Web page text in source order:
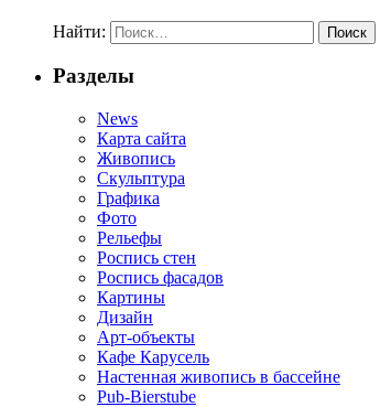
Найти:
Разделы
News
Карта сайта
Живопись
Скульптура
Графика
Фото
Рельефы
Роспись стен
Роспись фасадов
Картины
Дизайн
Арт-объекты
Кафе Карусель
Настенная живопись в бассейне
Pub-Bierstube